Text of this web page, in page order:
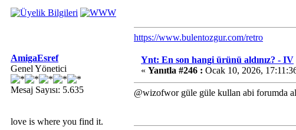
https://www.bulentozgur.com/retro
AmigaEsref
Genel Yönetici
Mesaj Sayısı: 5.635
love is where you find it.
Ynt: En son hangi ürünü aldınız? - IV
« Yanıtla #246 : Ocak 10, 2026,
@wizofwor güle güle kullan abi forumda